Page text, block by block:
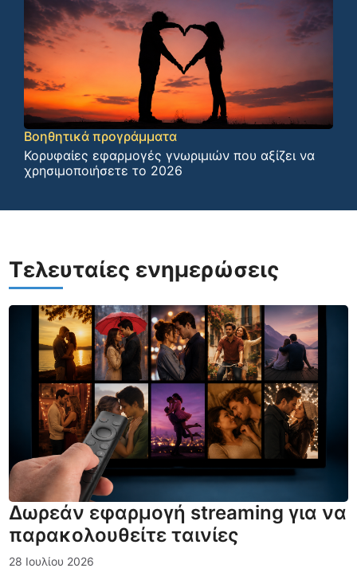
Βοηθητικά προγράμματα
Κορυφαίες εφαρμογές γνωριμιών που αξίζει να
χρησιμοποιήσετε το 2026
Τελευταίες ενημερώσεις
Δωρεάν εφαρμογή streaming για να
παρακολουθείτε ταινίες
28 Ιουλίου 2026